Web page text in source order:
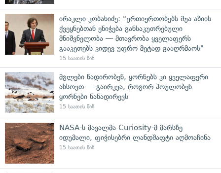
ირაკლი კობახიძე: "ურთიერთობებს შუა აზიის
ქვეყნებთან ენიჭება განსაკუთრებული
მნიშვნელობა — მთავრობა ყველაფერს
გააკეთებს კიდევ უფრო მეტად გააღრმაოს"
15 საათის წინ
მგლები ნადირობენ, ყორნებს კი ყველაფერი
ახსოვთ — გაირკვა, როგორ პოულობენ
ყორნები ნანადირევს
15 საათის წინ
NASA-ს მავალმა Curiosity-მ მარსზე
იდუმალი, ფიჭისებრი ლანდშაფტი აღმოაჩინა
15 საათის წინ